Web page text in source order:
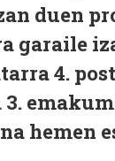
duen
garaile
4.
hemen